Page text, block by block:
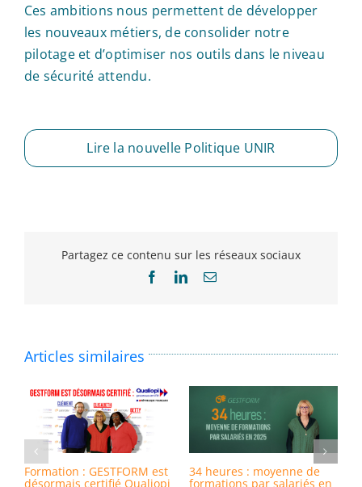
Ces ambitions nous permettent de développer
les nouveaux métiers, de consolider notre
pilotage et d’optimiser nos outils dans le niveau
de sécurité attendu.
Lire la nouvelle Politique UNIR
Partagez ce contenu sur les réseaux sociaux
FacebookLinkedInEmail
Articles similaires
Formation : GESTFORM est
désormais certifié Qualiopi
34 heures : moyenne de
formations par salariés en